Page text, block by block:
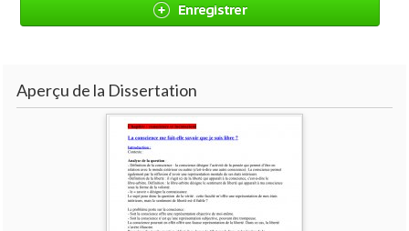
Enregistrer
Aperçu de la Dissertation